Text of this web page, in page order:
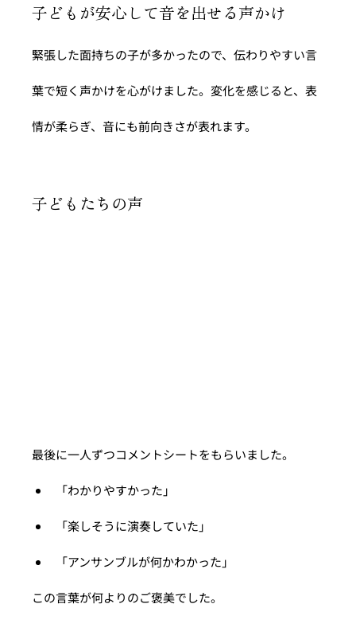
子どもが安心して音を出せる声かけ
緊張した面持ちの子が多かったので、伝わりやすい言
葉で短く声かけを心がけました。変化を感じると、表
情が柔らぎ、音にも前向きさが表れます。
子どもたちの声
最後に一人ずつコメントシートをもらいました。
「わかりやすかった」
「楽しそうに演奏していた」
「アンサンブルが何かわかった」
この言葉が何よりのご褒美でした。